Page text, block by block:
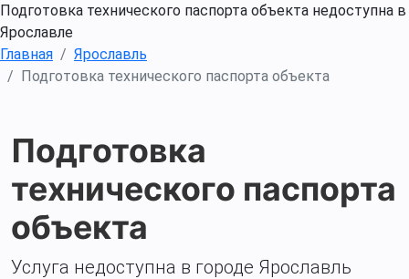
Подготовка технического паспорта объекта недоступна в
Ярославле
Главная
Ярославль
Подготовка технического паспорта объекта
Подготовка
технического паспорта
объекта
Услуга недоступна в городе Ярославль